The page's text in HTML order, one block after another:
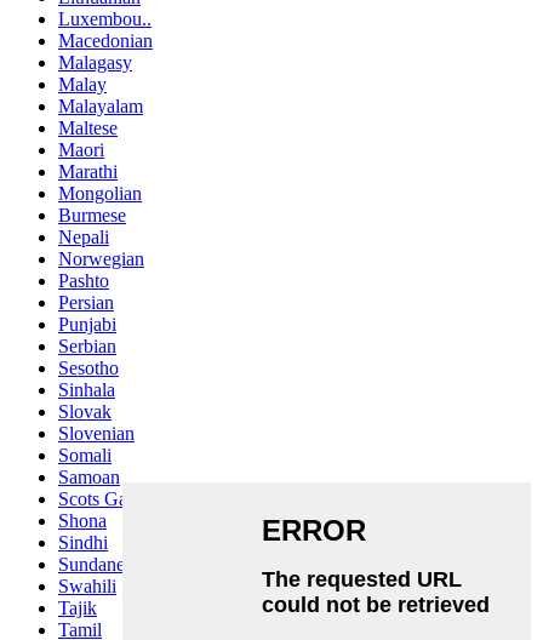
Luxembou..
Macedonian
Malagasy
Malay
Malayalam
Maltese
Maori
Marathi
Mongolian
Burmese
Nepali
Norwegian
Pashto
Persian
Punjabi
Serbian
Sesotho
Sinhala
Slovak
Slovenian
Somali
Samoan
Scots Gaelic
Shona
Sindhi
Sundanese
Swahili
Tajik
Tamil